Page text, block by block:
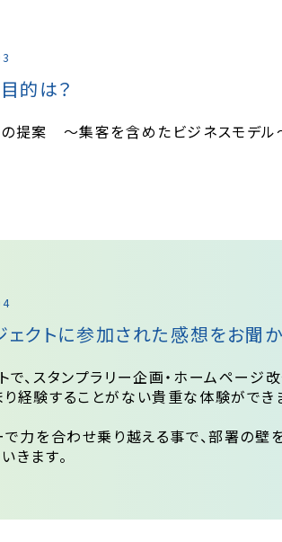
的は？
提案 ～集客を含めたビジネスモデル
クトに参加された感想をお聞か
で、スタンプラリー企画・ホームページ
経験することがない貴重な体験ができ
で力を合わせ乗り越える事で、部署の
きます。